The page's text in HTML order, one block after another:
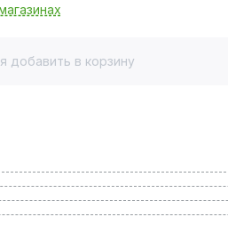
добавить в корзину